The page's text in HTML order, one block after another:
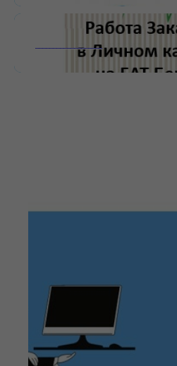
___________________